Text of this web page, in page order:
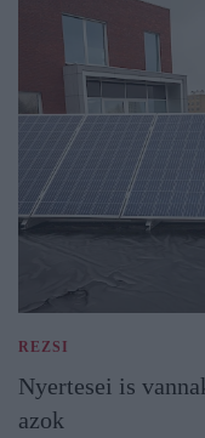
REZSI
Nyertesei is
azok